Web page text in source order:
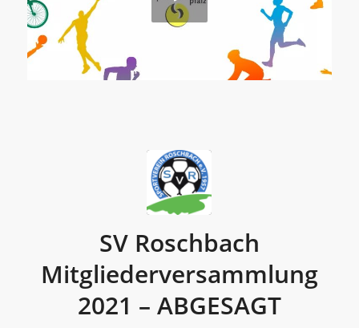
SV Roschbach
Mitgliederversammlung
2021 – ABGESAGT